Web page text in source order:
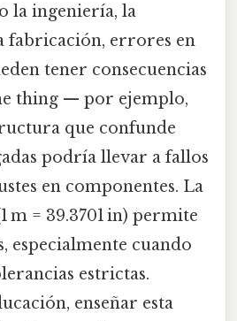
la ingeniería, la
fabricación, errores en
tener consecuencias
thing — por ejemplo,
que confunde
podría llevar a fallos
en componentes. La
m = 39.3701 in) permite
especialmente cuando
estrictas.
enseñar esta